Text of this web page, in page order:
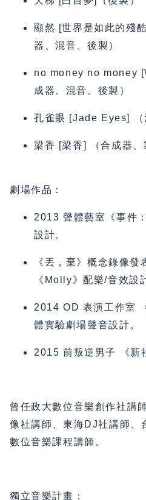
顯然 [世界是如此的殘
器、混音、後製）
no money no money
成器、混音、後製）
孔雀眼 [Jade Eyes] （
梁香 [梁香] （合成器、
劇場作品：
2013 聲體藝室《事件
設計。
《丟，棄》概念錄像
《Molly》配樂/音效設
2014 OD 表演工作室
體實驗劇場聲音設計。
2015 前叛逆男子 《新
曾任政大數位音樂創作社講
像社講師、東海DJ社講師、
數位音樂課程講師。
獨立音樂計畫：